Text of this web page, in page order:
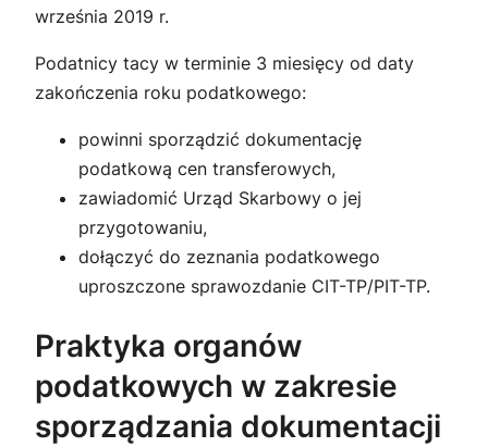
września 2019 r.
Podatnicy tacy w terminie 3 miesięcy od daty
zakończenia roku podatkowego:
powinni sporządzić dokumentację
podatkową cen transferowych,
zawiadomić Urząd Skarbowy o jej
przygotowaniu,
dołączyć do zeznania podatkowego
uproszczone sprawozdanie CIT-TP/PIT-TP.
Praktyka organów
podatkowych w zakresie
sporządzania dokumentacji